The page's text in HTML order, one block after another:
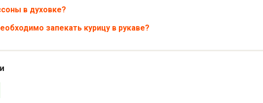
в духовке?
запекать курицу в рукаве?